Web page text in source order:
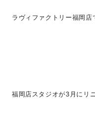
ラヴィファクトリー福岡店
福岡店スタジオが3月にリ